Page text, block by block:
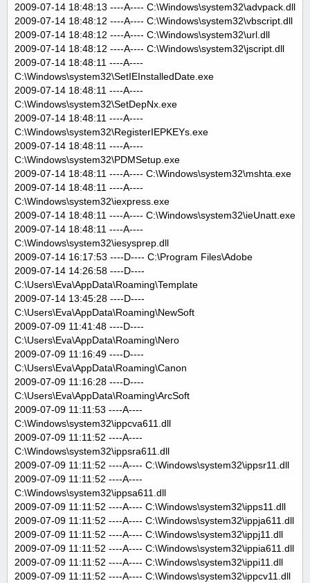
2009-07-14 18:48:13 ----A---- C:\Windows\system32\advpack.dll
2009-07-14 18:48:12 ----A---- C:\Windows\system32\vbscript.dll
2009-07-14 18:48:12 ----A---- C:\Windows\system32\url.dll
2009-07-14 18:48:12 ----A---- C:\Windows\system32\jscript.dll
2009-07-14 18:48:11 ----A----
C:\Windows\system32\SetIEInstalledDate.exe
2009-07-14 18:48:11 ----A----
C:\Windows\system32\SetDepNx.exe
2009-07-14 18:48:11 ----A----
C:\Windows\system32\RegisterIEPKEYs.exe
2009-07-14 18:48:11 ----A----
C:\Windows\system32\PDMSetup.exe
2009-07-14 18:48:11 ----A---- C:\Windows\system32\mshta.exe
2009-07-14 18:48:11 ----A----
C:\Windows\system32\iexpress.exe
2009-07-14 18:48:11 ----A---- C:\Windows\system32\ieUnatt.exe
2009-07-14 18:48:11 ----A----
C:\Windows\system32\iesysprep.dll
2009-07-14 16:17:53 ----D---- C:\Program Files\Adobe
2009-07-14 14:26:58 ----D----
C:\Users\Eva\AppData\Roaming\Template
2009-07-14 13:45:28 ----D----
C:\Users\Eva\AppData\Roaming\NewSoft
2009-07-09 11:41:48 ----D----
C:\Users\Eva\AppData\Roaming\Nero
2009-07-09 11:16:49 ----D----
C:\Users\Eva\AppData\Roaming\Canon
2009-07-09 11:16:28 ----D----
C:\Users\Eva\AppData\Roaming\ArcSoft
2009-07-09 11:11:53 ----A----
C:\Windows\system32\ippcva611.dll
2009-07-09 11:11:52 ----A----
C:\Windows\system32\ippsra611.dll
2009-07-09 11:11:52 ----A---- C:\Windows\system32\ippsr11.dll
2009-07-09 11:11:52 ----A----
C:\Windows\system32\ippsa611.dll
2009-07-09 11:11:52 ----A---- C:\Windows\system32\ipps11.dll
2009-07-09 11:11:52 ----A---- C:\Windows\system32\ippja611.dll
2009-07-09 11:11:52 ----A---- C:\Windows\system32\ippj11.dll
2009-07-09 11:11:52 ----A---- C:\Windows\system32\ippia611.dll
2009-07-09 11:11:52 ----A---- C:\Windows\system32\ippi11.dll
2009-07-09 11:11:52 ----A---- C:\Windows\system32\ippcv11.dll